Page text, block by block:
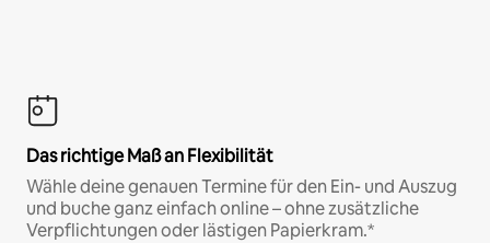
Das richtige Maß an Flexibilität
Wähle deine genauen Termine für den Ein- und Auszug
und buche ganz einfach online – ohne zusätzliche
Verpflichtungen oder lästigen Papierkram.*